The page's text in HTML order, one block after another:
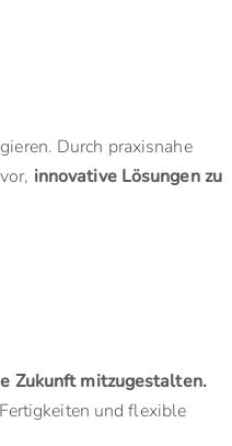
Durch praxisnahe
innovative Lösungen zu
Zukunft mitzugestalten.
und flexible